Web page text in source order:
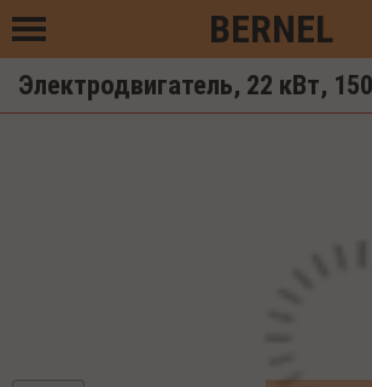
BERNEL
Электродвигатель, 22 кВт,